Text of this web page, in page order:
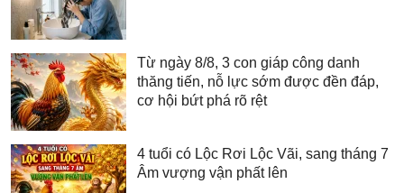
Từ ngày 8/8, 3 con giáp công danh
thăng tiến, nỗ lực sớm được đền đáp,
cơ hội bứt phá rõ rệt
4 tuổi có Lộc Rơi Lộc Vãi, sang tháng 7
Âm vượng vận phất lên